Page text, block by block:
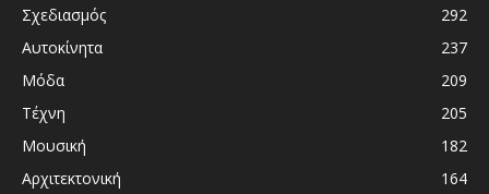
Σχεδιασμός
292
Αυτοκίνητα
237
Μόδα
209
Τέχνη
205
Μουσική
182
Αρχιτεκτονική
164